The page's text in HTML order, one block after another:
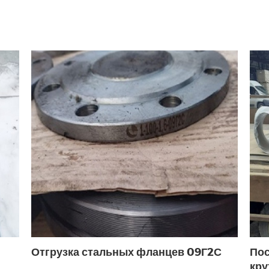
Муфтовые ДУ40 Муфтовый ДУ15
ДУ15 Под приварку ДУ25 Под приварку
ДУ15 Полнопроходные муфтовые ДУ15
ДУ50 Фланцевые DN32
Фланцевый ДУ50 РУ16
Отгрузка стальных фланцев 09Г2С